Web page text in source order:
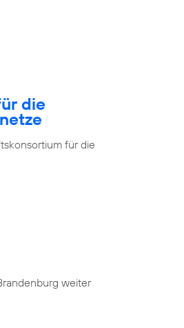
die
für die
weiter